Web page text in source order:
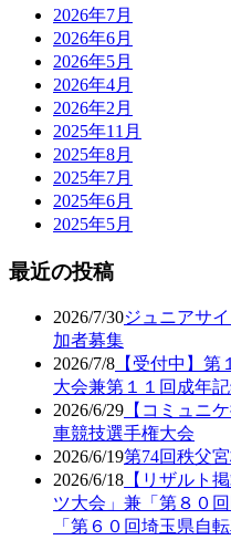
2026年7月
2026年6月
2026年5月
2026年4月
2026年2月
2025年11月
2025年8月
2025年7月
2025年6月
2025年5月
最近の投稿
2026/7/30ジュニアサ
加者募集
2026/7/8 【受付中】
大会兼第１１回成年
2026/6/29 【コミュニ
車競技選手権大会
2026/6/19第74回秩父
2026/6/18 【リザルト
ツ大会」兼「第８０
「第６０回埼玉県自